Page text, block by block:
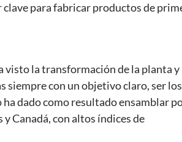
para fabricar productos de
visto la transformación de la planta y
siempre con un objetivo claro, ser los
dado como resultado ensamblar
Canadá, con altos índices de